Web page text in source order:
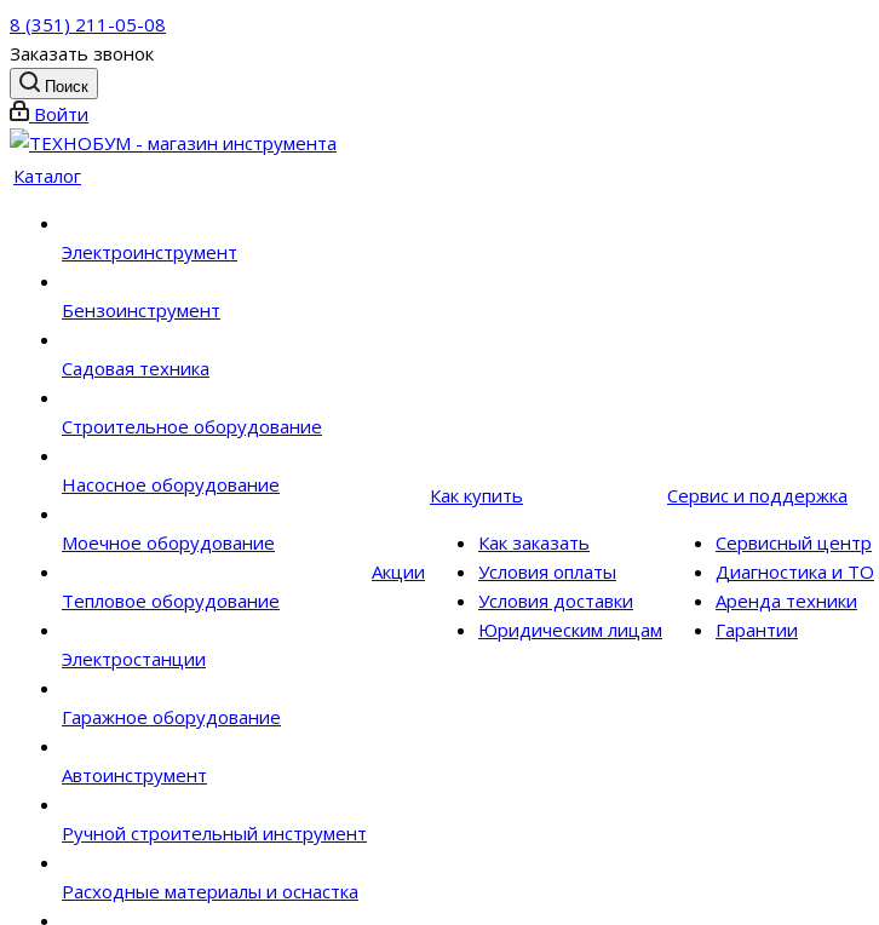
8 (351) 211-05-08
Заказать звонок
Поиск
Войти
Каталог
Электроинструмент
Бензоинструмент
Садовая техника
Строительное оборудование
Насосное оборудование
Моечное оборудование
Тепловое оборудование
Электростанции
Гаражное оборудование
Автоинструмент
Ручной строительный инструмент
Расходные материалы и оснастка
Акции
Как купить
Как заказать
Условия оплаты
Условия доставки
Юридическим лицам
Сервис и поддержка
Сервисный центр
Диагностика и ТО
Аренда техники
Гарантии